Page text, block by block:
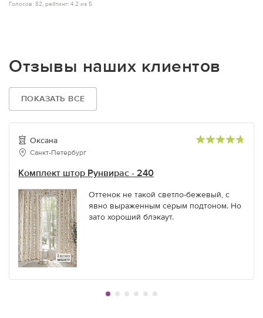
Голосов: 82, рейтинг: 4.2 из 5
Отзывы наших клиентов
ПОКАЗАТЬ ВСЕ
Оксана
Санкт-Петербург
Комплект штор Рунвирас - 240
Оттенок не такой светло-бежевый, с
явно выраженным серым подтоном. Но
зато хороший блэкаут.